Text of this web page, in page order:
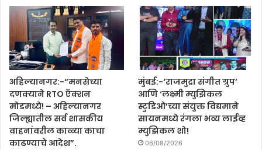
अहिल्यानगर:-“मनसेच्या
दणक्याने RTO ऍक्शन
मोडमध्ये! – अहिल्यानगर
जिल्ह्यातील सर्व शासकीय
वाहनांवरील काळ्या काचा
काढण्याचे आदेश”.
मुंबई:-‘राजमुद्रा संगीत ग्रुप’
आणि ‘लक्ष्मी म्युझिकल
स्टुडिओ’च्या संयुक्त विद्यमाने
सायनमध्ये रंगला भव्य लाईव्ह
म्युझिकल शो!
06/08/2026